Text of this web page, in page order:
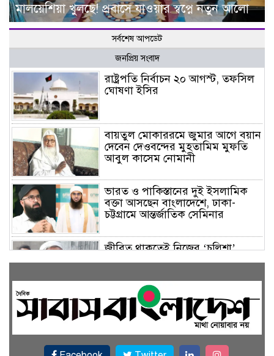
মালয়েশিয়া খুলছে! প্রবাসে যাওয়ার স্বপ্নে নতুন আলো
সর্বশেষ আপডেট
জনপ্রিয় সংবাদ
রাষ্ট্রপতি নির্বাচন ২০ আগস্ট, তফসিল
ঘোষণা ইসির
বায়তুল মোকাররমে জুমার আগে বয়ান
দেবেন দেওবন্দের মুহতামিম মুফতি
আবুল কাসেম নোমানী
ভারত ও পাকিস্তানের দুই ইসলামিক
বক্তা আসছেন বাংলাদেশে, ঢাকা-
চট্টগ্রামে আন্তর্জাতিক সেমিনার
জীবিত থাকতেই নিজের ‘চল্লিশা’
করলেন বৃদ্ধ, খেলেন ২ হাজার মানুষ
বালিয়াকান্দিতে উপজেলা প্রশাসনের
আয়োজনে জুলাই গণঅভ্যুত্থান দিবস